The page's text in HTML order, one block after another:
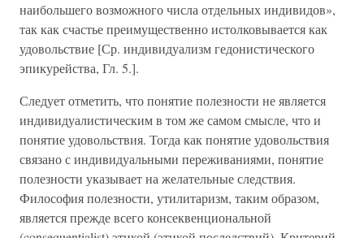
наибольшего возможного числа отдельных индивидов»,
так как счастье преимущественно истолковывается как
удовольствие [Ср. индивидуализм гедонистического
эпикурейства, Гл. 5.].
Следует отметить, что понятие полезности не является
индивидуалистическим в том же самом смысле, что и
понятие удовольствия. Тогда как понятие удовольствия
связано с индивидуальными переживаниями, понятие
полезности указывает на желательные следствия.
Философия полезности, утилитаризм, таким образом,
является прежде всего консеквенциональной